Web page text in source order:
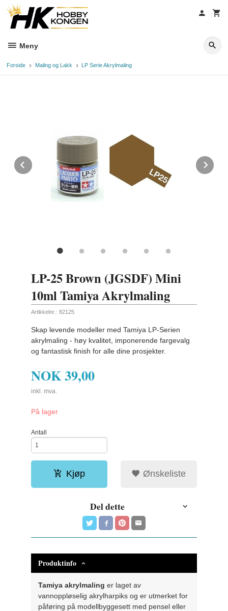
innholdet
Meny
Forside Maling og Lakk LP Serie Akrylmaling
Prev
LP-25 Brown (JGSDF) Mini
10ml Tamiya Akrylmaling
Artikkelnr.: 82125
Skap levende modeller med Tamiya LP-Serien
akrylmaling - høy kvalitet, imponerende fargevalg
og fantastisk finish for alle dine prosjekter.
NOK39,00
inkl. mva.
På lager
Antall
Kjøp Ønskeliste
Del dette
Produktinfo
Tamiya akrylmaling er laget av
vannoppløselig akrylharpiks og er utmerket for
påføring på modellbyggesett med pensel eller